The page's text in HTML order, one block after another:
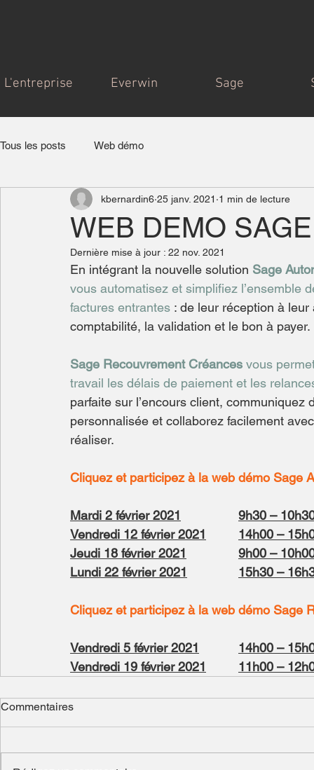
L'entreprise Everwin Sage
Tous les posts Web démo
WEB DEMO
kbernardin6 25 janv. 2021 1 min de lecture
Dernière mise à jour : 22 nov. 2021
En intégrant la nouvelle solution Sage
vous automatisez et simplifiez l’ensemble
factures entrantes : de leur réception à
comptabilité, la validation et le bon à payer.
Sage Recouvrement Créances vous
travail les délais de paiement et les
parfaite sur l’encours client,
personnalisée et collaborez facilement
réaliser.
Cliquez et participez à la web démo Sage
Mardi 2 février 2021
9h30 –
Vendredi 12 février 2021
14h00 –
Jeudi 18 février 2021
9h00 –
Lundi 22 février 2021 15h30 –
Cliquez et participez à la web démo Sage
Vendredi 5 février 2021
14h00 –
Vendredi 19 février 2021
11h00 –
Commentaires